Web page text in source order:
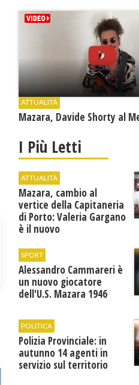
ATTUALITÀ
Mazara, Davide Shorty al
I Più Letti
ATTUALITÀ
Mazara, cambio al
vertice della Capitaneria
di Porto: Valeria Gargano
è il nuovo
SPORT
Alessandro Cammareri è
un nuovo giocatore
dell'U.S. Mazara 1946
POLITICA
Polizia Provinciale: in
autunno 14 agenti in
servizio sul territorio